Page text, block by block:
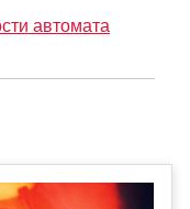
автомата